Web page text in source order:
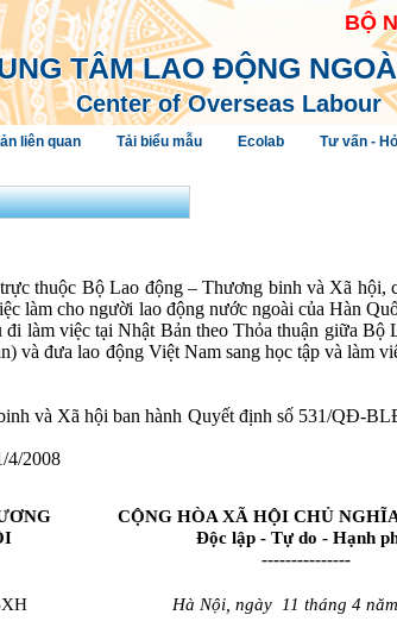
BỘ
TÂM LAO ĐỘNG
Center of Overseas Labour
liên quan Tải biểu mẫu Ecolab Tư vấn -
thuộc Bộ Lao động – Thương binh và Xã hội,
làm cho người lao động nước ngoài của Hàn
làm việc tại Nhật Bản theo Thỏa thuận giữa
và đưa lao động Việt Nam sang học tập và làm
và Xã hội ban hành Quyết định số 531/QĐ-
4/2008
CỘNG HÒA XÃ HỘI CHỦ
Độc lập - Tự do - Hạnh
---------------
Hà Nội, ngày 11 tháng 4